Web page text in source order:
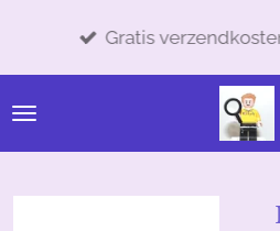
de
hoofdinhoud
Gratis